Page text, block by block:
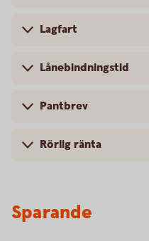
Lagfart
Lånebindningstid
Pantbrev
Rörlig ränta
Sparande